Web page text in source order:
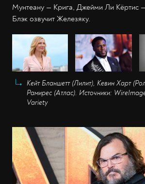
Мунтеану — Крига, Джейми Ли Кёртис
Блэк озвучит Железяку.
Кейт Бланшетт (Лилит), Кевин Харт
Рамирес (Атлас). Источники:
Variety